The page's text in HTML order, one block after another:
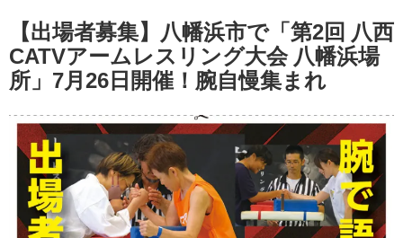
【出場者募集】八幡浜市で「第2回 八西
CATVアームレスリング大会 八幡浜場
所」7月26日開催！腕自慢集まれ